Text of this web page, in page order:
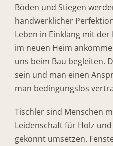
Böden und Stiegen
handwerklicher
Leben in Einklang mit
im neuen Heim
uns beim Bau begleiten.
sein und man einen
man bedingungslos
Tischler sind Menschen
Leidenschaft für Holz
gekonnt umsetzen.